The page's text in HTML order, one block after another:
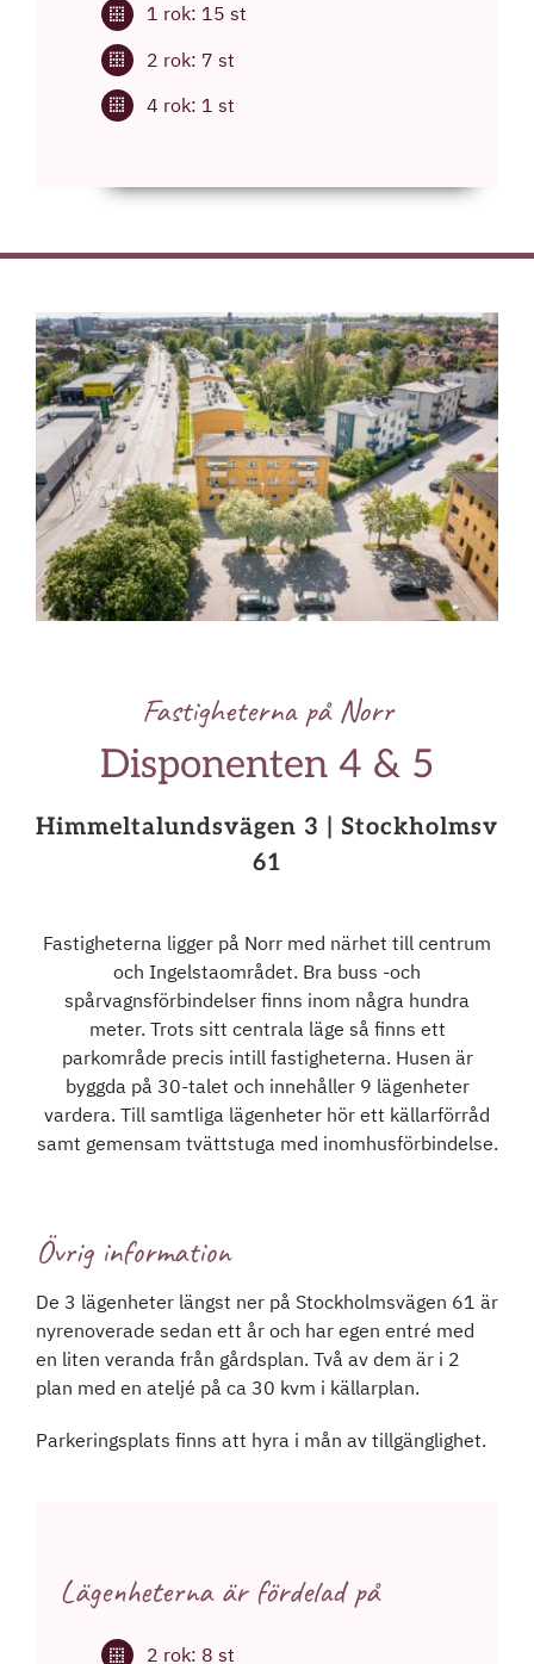
1 rok: 15 st
2 rok: 7 st
4 rok: 1 st
Fastigheterna på Norr
Disponenten 4 & 5
Himmeltalundsvägen 3 | Stockholmsv
61
Fastigheterna ligger på Norr med närhet till centrum
och Ingelstaområdet. Bra buss -och
spårvagnsförbindelser finns inom några hundra
meter. Trots sitt centrala läge så finns ett
parkområde precis intill fastigheterna. Husen är
byggda på 30-talet och innehåller 9 lägenheter
vardera. Till samtliga lägenheter hör ett källarförråd
samt gemensam tvättstuga med inomhusförbindelse.
Övrig information
De 3 lägenheter längst ner på Stockholmsvägen 61 är
nyrenoverade sedan ett år och har egen entré med
en liten veranda från gårdsplan. Två av dem är i 2
plan med en ateljé på ca 30 kvm i källarplan.
Parkeringsplats finns att hyra i mån av tillgänglighet.
Lägenheterna är fördelad på
2 rok: 8 st